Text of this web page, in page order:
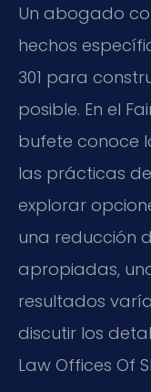
Un abogado
hechos
301 para
posible. En el
bufete conoce
las prácticas
explorar
una reducción
apropiadas,
resultados
discutir los
Law Offices Of